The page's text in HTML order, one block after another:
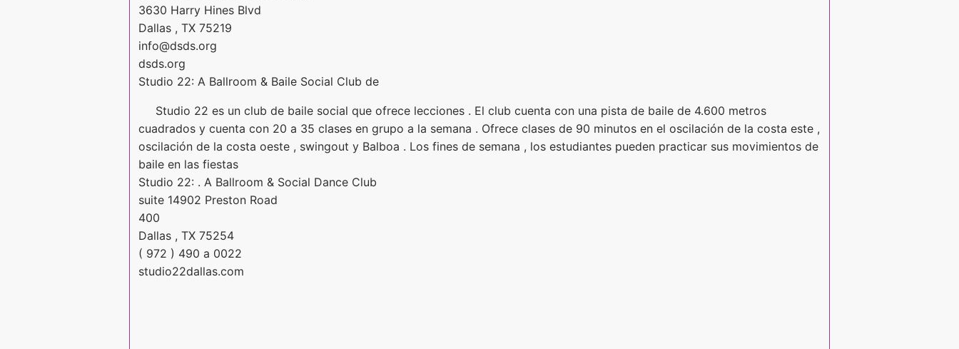
3630 Harry Hines Blvd
Dallas , TX 75219
info@dsds.org
dsds.org
Studio 22: A Ballroom & Baile Social Club de
Studio 22 es un club de baile social que ofrece lecciones . El club cuenta con una pista de baile de 4.600 metros
cuadrados y cuenta con 20 a 35 clases en grupo a la semana . Ofrece clases de 90 minutos en el oscilación de la costa este ,
oscilación de la costa oeste , swingout y Balboa . Los fines de semana , los estudiantes pueden practicar sus movimientos de
baile en las fiestas
Studio 22: . A Ballroom & Social Dance Club
suite 14902 Preston Road
400
Dallas , TX 75254
( 972 ) 490 a 0022
studio22dallas.com